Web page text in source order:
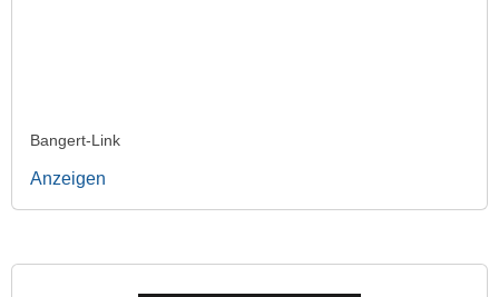
Bangert-Link
Anzeigen